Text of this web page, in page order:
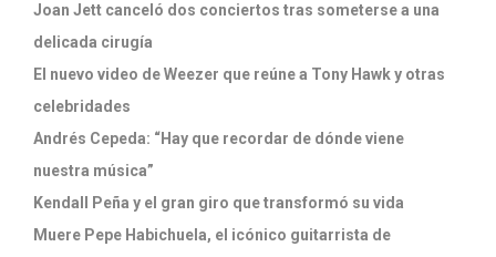
Joan Jett canceló dos conciertos tras someterse a una
delicada cirugía
El nuevo video de Weezer que reúne a Tony Hawk y otras
celebridades
Andrés Cepeda: “Hay que recordar de dónde viene
nuestra música”
Kendall Peña y el gran giro que transformó su vida
Muere Pepe Habichuela, el icónico guitarrista de